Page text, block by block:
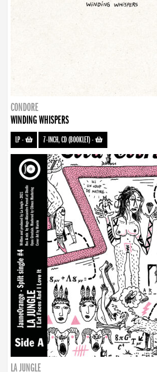
CONDORE
WINDING WHISPERS
LP- 7-INCH, CD (BOOKLET)-
LA JUNGLE